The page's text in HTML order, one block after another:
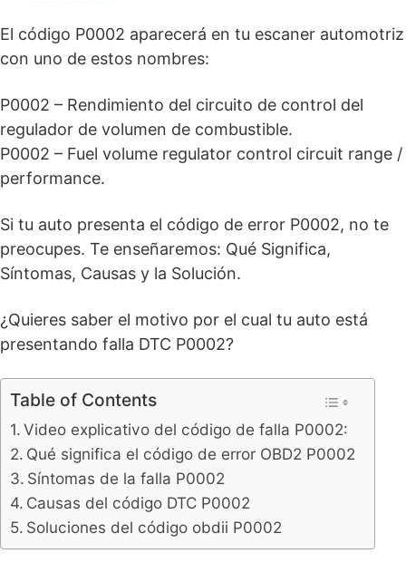
El código P0002 aparecerá en tu escaner automotriz
con uno de estos nombres:
P0002 – Rendimiento del circuito de control del
regulador de volumen de combustible.
P0002 – Fuel volume regulator control circuit range /
performance.
Si tu auto presenta el código de error P0002, no te
preocupes. Te enseñaremos: Qué Significa,
Síntomas, Causas y la Solución.
¿Quieres saber el motivo por el cual tu auto está
presentando falla DTC P0002?
Table of Contents
Video explicativo del código de falla P0002:
Qué significa el código de error OBD2 P0002
Síntomas de la falla P0002
Causas del código DTC P0002
Soluciones del código obdii P0002